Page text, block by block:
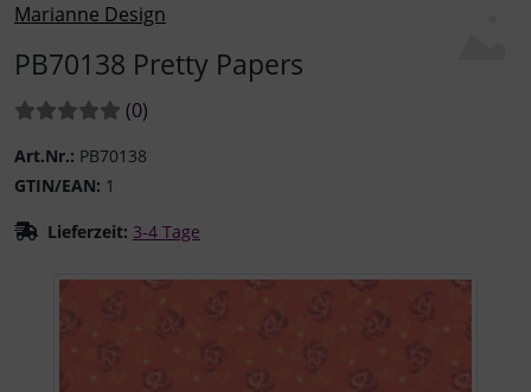
Marianne Design
PB70138 Pretty Papers
Bewertungen:
(0Bewertungen
)
Art.Nr.: PB70138
GTIN/EAN: 1
Lieferzeit: 3-4 Tage
Wenn mehr als ein Produktbild existiert, können Sie die